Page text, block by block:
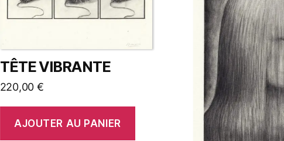
TÊTE VIBRANTE
220,00 €
AJOUTER AU PANIER